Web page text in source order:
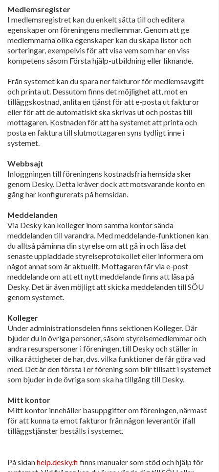
Medlemsregister
I medlemsregistret kan du enkelt sätta till och editera
egenskaper om föreningens medlemmar. Genom att ge
medlemmarna olika egenskaper kan du skapa listor och
sorteringar, exempelvis för att visa vem som har en viss
kompetens såsom Första hjälp-utbildning eller liknande.
Från systemet kan du spara ner fakturor för medlemsavgift
och printa ut. Dessutom finns det möjlighet att, mot en
tilläggskostnad, anlita en tjänst för att e-posta ut fakturor
eller för att de automatiskt ska skrivas ut och postas till
mottagaren. Kostnaden för att ha systemet att printa och
posta en faktura till slutmottagaren syns tydligt inne i
systemet.
Webbsajt
Inloggningen till föreningens kostnadsfria hemsida sker
genom Desky. Detta kräver dock att motsvarande konto en
gång har konfigurerats på hemsidan.
Meddelanden
Via Desky kan kolleger inom samma kontor sända
meddelanden till varandra. Med meddelande-funktionen kan
du alltså påminna din styrelse om att gå in och läsa det
senaste uppladdade styrelseprotokollet eller informera om
något annat som är aktuellt. Mottagaren får via e-post
meddelande om att ett nytt meddelande finns att läsa på
Desky. Det är även möjligt att skicka meddelanden till SÖU
genom systemet.
Kolleger
Under administrationsdelen finns sektionen Kolleger. Där
bjuder du in övriga personer, såsom styrelsemedlemmar och
andra resurspersoner i föreningen, till Desky och ställer in
vilka rättigheter de har, dvs. vilka funktioner de får göra vad
med. Det är den första i er förening som blir tillsatt i systemet
som bjuder in de övriga som ska ha tillgång till Desky.
Mitt kontor
Mitt kontor innehåller basuppgifter om föreningen, närmast
för att kunna ta emot fakturor från någon leverantör ifall
tilläggstjänster beställs i systemet.
På sidanhelp.desky.fi finns manualer som stöd och hjälp för